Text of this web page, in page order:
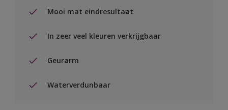
Mooi mat eindresultaat
In zeer veel kleuren verkrijgbaar
Geurarm
Waterverdunbaar